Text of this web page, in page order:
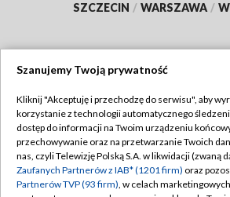
SZCZECIN / WARSZAWA /
TVP
Abonament TVP
Emisja w TVP
Centrum informacji TVP
Regulamin TVP
Polityka
Szanujemy Twoją prywatność
Kliknij "Akceptuję i przechodzę do serwisu", aby
korzystanie z technologii automatycznego
dostęp do informacji na Twoim urządzeniu
przechowywanie oraz na przetwarzanie Twoich
nas, czyli Telewizję Polską S.A. w likwidacji (zwaną
Zaufanych Partnerów z IAB* (1201 firm) oraz
Partnerów TVP (93 firm), w celach